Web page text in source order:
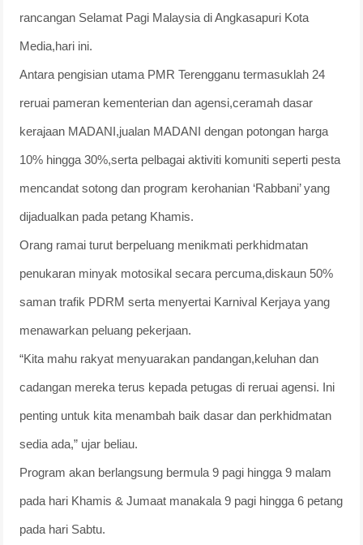
rancangan Selamat Pagi Malaysia di Angkasapuri Kota
Media,hari ini.
Antara pengisian utama PMR Terengganu termasuklah 24
reruai pameran kementerian dan agensi,ceramah dasar
kerajaan MADANI,jualan MADANI dengan potongan harga
10% hingga 30%,serta pelbagai aktiviti komuniti seperti pesta
mencandat sotong dan program kerohanian ‘Rabbani’ yang
dijadualkan pada petang Khamis.
Orang ramai turut berpeluang menikmati perkhidmatan
penukaran minyak motosikal secara percuma,diskaun 50%
saman trafik PDRM serta menyertai Karnival Kerjaya yang
menawarkan peluang pekerjaan.
“Kita mahu rakyat menyuarakan pandangan,keluhan dan
cadangan mereka terus kepada petugas di reruai agensi. Ini
penting untuk kita menambah baik dasar dan perkhidmatan
sedia ada,” ujar beliau.
Program akan berlangsung bermula 9 pagi hingga 9 malam
pada hari Khamis & Jumaat manakala 9 pagi hingga 6 petang
pada hari Sabtu.